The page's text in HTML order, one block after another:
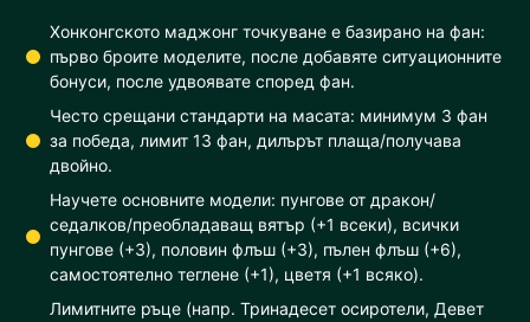
Хонконгското маджонг точкуване е базирано на фан:
първо броите моделите, после добавяте ситуационните
бонуси, после удвоявате според фан.
Често срещани стандарти на масата: минимум 3 фан
за победа, лимит 13 фан, дилърът плаща/получава
двойно.
Научете основните модели: пунгове от дракон/
седалков/преобладаващ вятър (+1 всеки), всички
пунгове (+3), половин флъш (+3), пълен флъш (+6),
самостоятелно теглене (+1), цветя (+1 всяко).
Лимитните ръце (напр. Тринадесет осиротели, Девет